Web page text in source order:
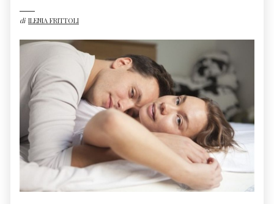
di ILENIA FRITTOLI